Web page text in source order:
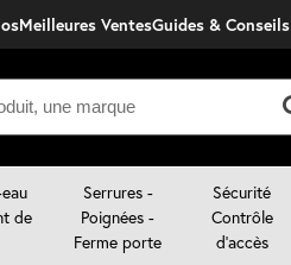
Meilleures VentesGuides & Conseils
de
Serrures -
Poignées -
Ferme porte
Sécurité
Contrôle
d'accès